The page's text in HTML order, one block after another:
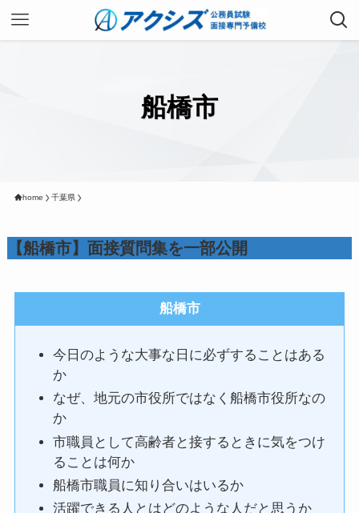
船橋市
home 千葉県
【船橋市】面接質問集を一部公開
船橋市
今日のような大事な日に必ずすることはある
か
なぜ、地元の市役所ではなく船橋市役所なの
か
市職員として高齢者と接するときに気をつけ
ることは何か
船橋市職員に知り合いはいるか
活躍できる人とはどのような人だと思うか